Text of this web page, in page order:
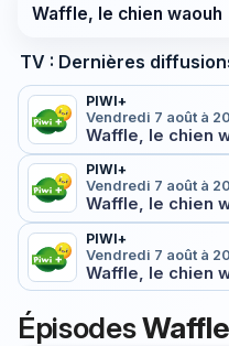
Waffle, le chien waouh
TV : Dernières
PIWI+
Vendredi 7 août à
PIWI+
Vendredi 7 août à
PIWI+
Vendredi 7 août à
Épisodes